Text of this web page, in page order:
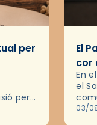
per
per
i, a
El
cor
En
el
de
03/